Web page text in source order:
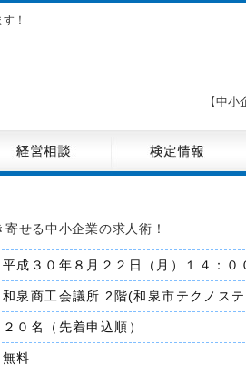
！
【中
せる中小企業の求人術！
平成３０年８月２２日（月）１４：０
和泉商工会議所 2階(和泉市テクノス
２０名（先着申込順）
無料